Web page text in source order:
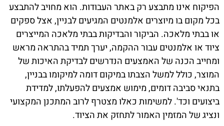
הפיקוח אינו מתבצע רק באתר העבודות. הוא מחויב להתבצע
בכל מקום בו מיוצרים אלמנטים המגיעים לבניין, אצל ספקים
או בבתי מלאכה. הביקור והבדיקות בבתי מלאכה המייצרים
ציוד או אלמנטים עבור ההקמה, יערך תמיד בהתראה מראש
ומחייב הכנה של האמצעים הנדרשים לבדיקת האיכות של
המוצר, כולל למשל הצבתו במיקום דומה למיקומו בבניין,
בתנאי סביבה דומים, מימוש אמצעים להפעלתו, למדידת
ביצועים וכד'. למשימות כאלו מצטרף לרוב המתכנן המקצועי
ונציג של המזמין האמור לתחזק את הציוד.